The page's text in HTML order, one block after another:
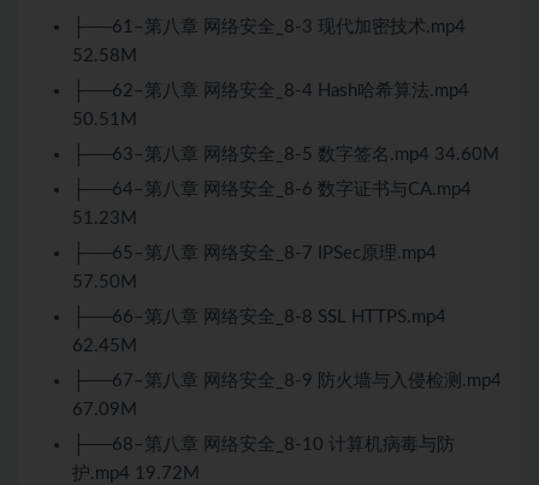
├──61–第八章 网络安全_8-3 现代加密技术.mp4
52.58M
├──62–第八章 网络安全_8-4 Hash哈希算法.mp4
50.51M
├──63–第八章 网络安全_8-5 数字签名.mp4 34.60M
├──64–第八章 网络安全_8-6 数字证书与CA.mp4
51.23M
├──65–第八章 网络安全_8-7 IPSec原理.mp4
57.50M
├──66–第八章 网络安全_8-8 SSL HTTPS.mp4
62.45M
├──67–第八章 网络安全_8-9 防火墙与入侵检测.mp4
67.09M
├──68–第八章 网络安全_8-10 计算机病毒与防
护.mp4 19.72M